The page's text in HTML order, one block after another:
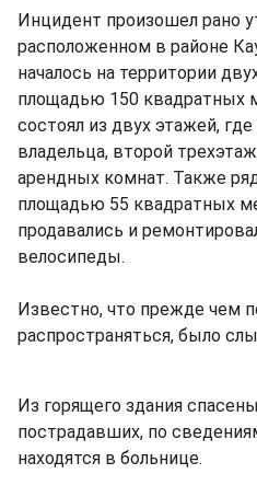
Инцидент произошел рано
расположенном в районе
началось на территории
площадью 150 квадратных
состоял из двух этажей,
владельца, второй
арендных комнат. Также
площадью 55 квадратных
продавались и
велосипеды.
Известно, что прежде чем
распространяться, было
Из горящего здания
пострадавших, по
находятся в больнице.